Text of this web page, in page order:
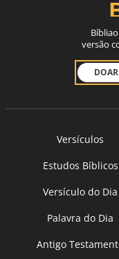
versão
Versículos
Estudos Bíblicos
Versículo do Dia
Palavra do Dia
Antigo